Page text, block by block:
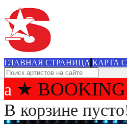
ГЛАВНАЯ СТРАНИЦА КАРТА
★
В корзине